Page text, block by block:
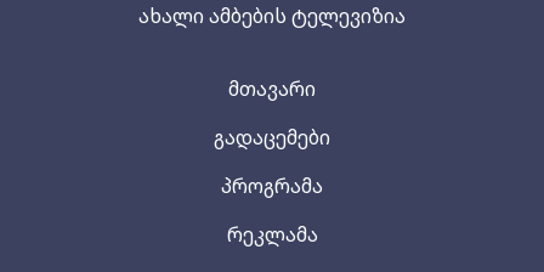
ახალი ამბების ტელევიზია
მთავარი
გადაცემები
პროგრამა
რეკლამა